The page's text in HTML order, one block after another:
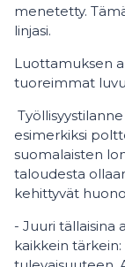
menetetty.
linjasi.
Luottamuksen
tuoreimmat
esimerkiksi
suomalaisten
taloudesta
kehittyvät
- Juuri tällaisina
kaikkein